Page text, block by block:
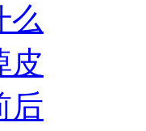
么
皮
后